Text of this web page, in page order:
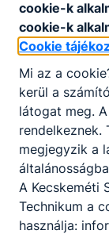
cookie-k
cookie-k
Cookie
Mi az a
kerül a
látogat meg.
megjegyzik a
A Kecskeméti
Technikum a
használja: